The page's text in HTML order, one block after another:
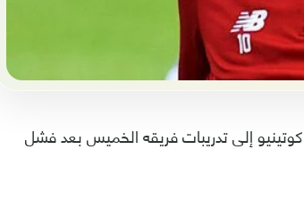
كوتينيو إلى تدريبات فريقه الخميس بعد فشل